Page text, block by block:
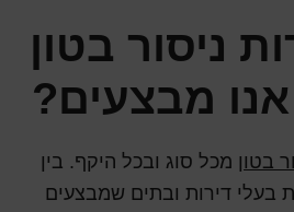
ניסור בטון
מבצעים?
בטון מכל סוג ובכל היקף. בין
בעלי דירות ובתים שמבצעים